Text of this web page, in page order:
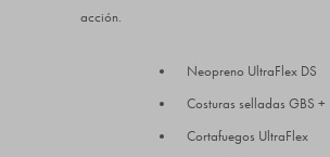
acción.
Neopreno UltraFlex DS
Costuras selladas GBS +
Cortafuegos UltraFlex